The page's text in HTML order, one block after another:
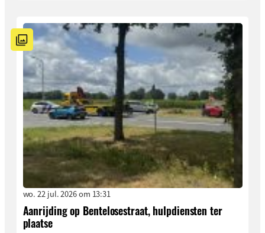
wo. 22 jul. 2026 om 13:31
Aanrijding op Bentelosestraat, hulpdiensten ter
plaatse